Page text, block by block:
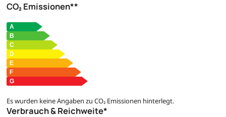
CO₂ Emissionen**
Es wurden keine Angaben zu CO₂ Emissionen hinterlegt.
Verbrauch & Reichweite*